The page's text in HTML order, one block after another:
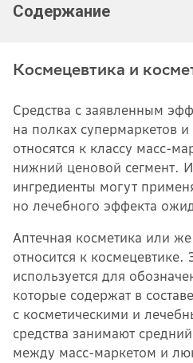
Содержание
Космецевтика и
Средства с заявленным
на полках супермаркетов
относятся к классу масс-
нижний ценовой сегмент.
ингредиенты могут
но лечебного эффекта
Аптечная косметика или
относится к космецевтике.
используется для
которые содержат в
с косметическими и
средства занимают
между масс-маркетом и